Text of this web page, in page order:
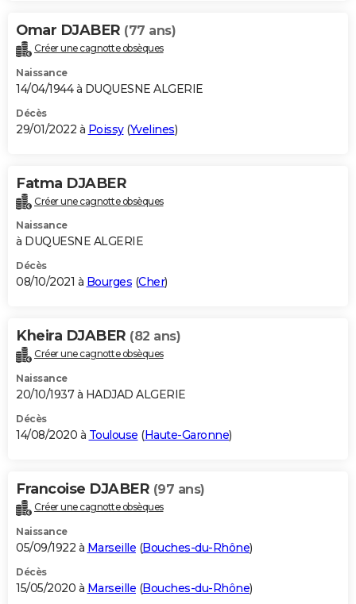
Omar DJABER (77 ans)
Créer une cagnotte obsèques
Naissance
14/04/1944 à DUQUESNE ALGERIE
Décès
29/01/2022 à Poissy(Yvelines)
Fatma DJABER
Créer une cagnotte obsèques
Naissance
à DUQUESNE ALGERIE
Décès
08/10/2021 à Bourges (Cher)
Kheira DJABER (82 ans)
Créer une cagnotte obsèques
Naissance
20/10/1937 à HADJAD ALGERIE
Décès
14/08/2020 à Toulouse (Haute-Garonne)
Francoise DJABER (97 ans)
Créer une cagnotte obsèques
Naissance
05/09/1922 à Marseille (Bouches-du-Rhône)
Décès
15/05/2020 à Marseille (Bouches-du-Rhône)